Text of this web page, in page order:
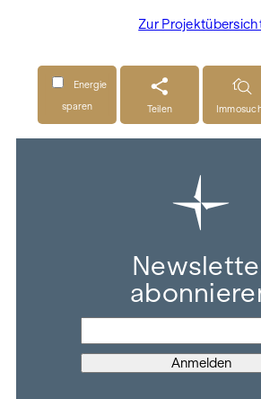
Zur
Energie
sparen
Teilen